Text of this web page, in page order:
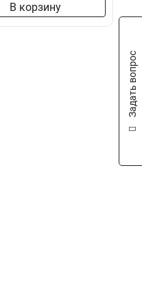
В корзину
Задать вопрос